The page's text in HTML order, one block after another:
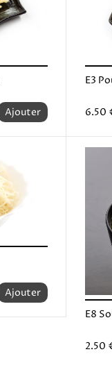
Ajouter
E3
6.50
Ajouter
E8
2.50